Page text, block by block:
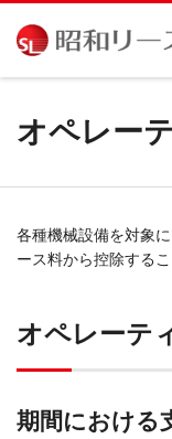
サイトマップ
オペレー
各種機械設備を対象
ース料から控除する
オペレーテ
期間における